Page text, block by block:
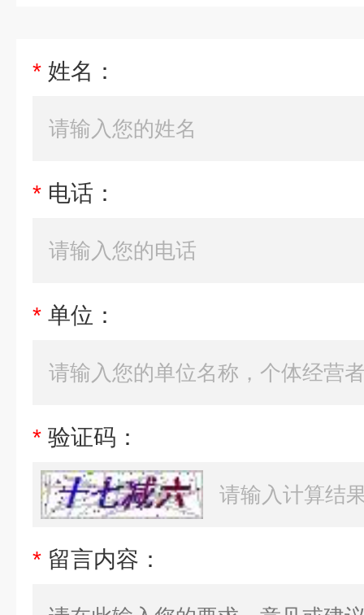
* 姓名：
* 电话：
* 单位：
* 验证码：
* 留言内容：